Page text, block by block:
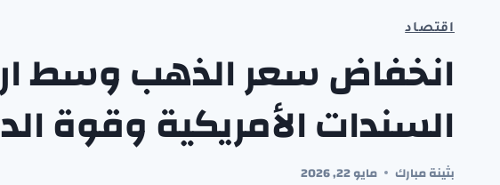
اقتصاد
انخفاض سعر الذهب وسط
السندات الأمريكية وقوة
بثينة مبارك مايو 22, 2026